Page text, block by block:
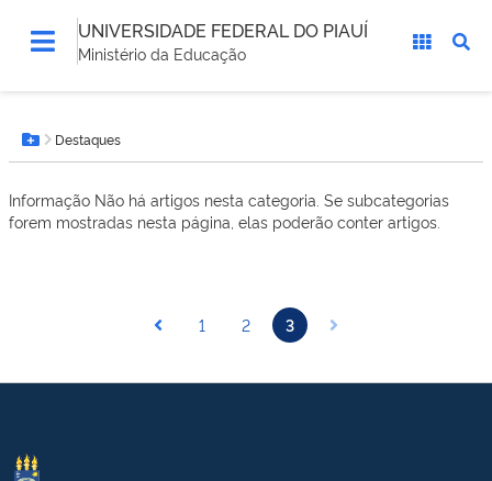
UNIVERSIDADE FEDERAL DO PIAUÍ
Ministério da Educação
está
aqui:Botão Menu
Destaques
Informação Não há artigos nesta categoria. Se subcategorias
forem mostradas nesta página, elas poderão conter artigos.
1 2 3